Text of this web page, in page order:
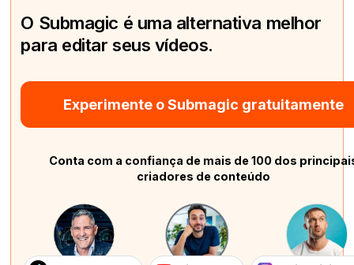
O Submagic é uma alternativa melhor
para editar seus vídeos.
Experimente o Submagic gratuitamente
Conta com a confiança de mais de 100 dos
criadores de conteúdo